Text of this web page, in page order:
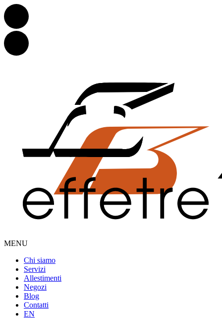
MENU
Chi siamo
Servizi
Allestimenti
Negozi
Blog
Contatti
EN